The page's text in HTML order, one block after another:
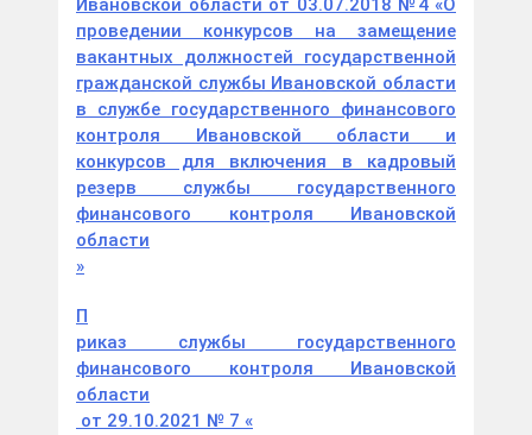
Ивановской области от 03.07.2018 №4 «О
проведении конкурсов на замещение
вакантных должностей государственной
гражданской службы Ивановской области
в службе государственного финансового
контроля Ивановской области и
конкурсов для включения в кадровый
резерв службы государственного
финансового контроля Ивановской
области
»
П
риказ службы государственного
финансового контроля Ивановской
области
от 29.10.2021 № 7 «